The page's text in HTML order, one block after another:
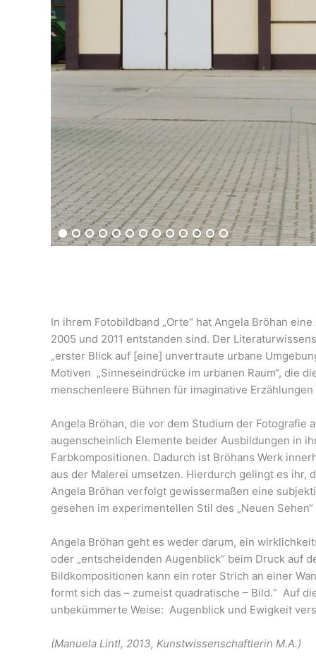
In ihrem Fotobildband „Orte“ hat Angela Bröhan
2005 und 2011 entstanden sind. Der
„erster Blick auf [eine] unvertraute urbane
Motiven „Sinneseindrücke im urbanen Raum“, die
menschenleere Bühnen für imaginative
Angela Bröhan, die vor dem Studium der
augenscheinlich Elemente beider Ausbildungen in
Farbkompositionen. Dadurch ist Bröhans Werk
aus der Malerei umsetzen. Hierdurch gelingt es ihr,
Angela Bröhan verfolgt gewissermaßen eine
gesehen im experimentellen Stil des „Neuen
Angela Bröhan geht es weder darum, ein
oder „entscheidenden Augenblick“ beim Druck auf
Bildkompositionen kann ein roter Strich an einer
formt sich das – zumeist quadratische – Bild.“ Auf
unbekümmerte Weise: Augenblick und Ewigkeit
(Manuela Lintl, 2013, Kunstwissenschaftlerin M.A.)